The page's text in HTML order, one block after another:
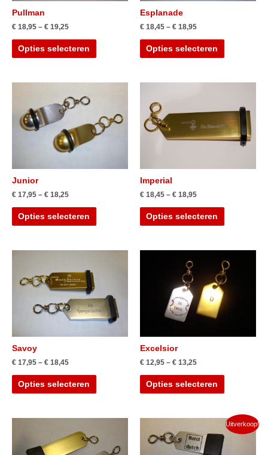
Pullman
€ 18,95 – € 19,25
Opties selecteren
Esplanade
€ 18,45 – € 18,95
Opties selecteren
Junior
€ 17,95 – € 18,25
Opties selecteren
Imperial
€ 18,45 – € 18,95
Opties selecteren
Savoy
€ 17,95 – € 18,45
Opties selecteren
Excelsior
€ 12,95 – € 13,25
Opties selecteren
Uitverkoop!